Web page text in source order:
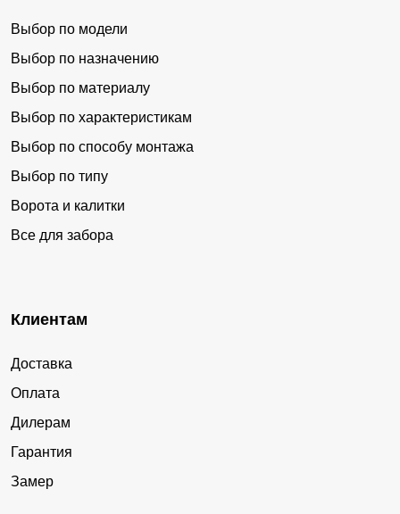
Выбор по модели
Выбор по назначению
Выбор по материалу
Выбор по характеристикам
Выбор по способу монтажа
Выбор по типу
Ворота и калитки
Все для забора
Клиентам
Доставка
Оплата
Дилерам
Гарантия
Замер